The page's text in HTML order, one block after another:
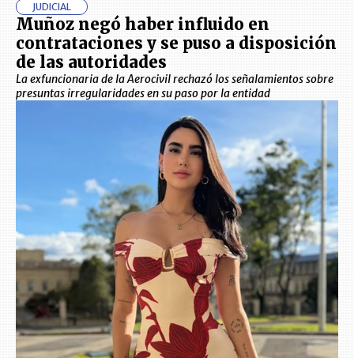
JUDICIAL
Muñoz negó haber influido en
contrataciones y se puso a disposición
de las autoridades
La exfuncionaria de la Aerocivil rechazó los señalamientos sobre
presuntas irregularidades en su paso por la entidad